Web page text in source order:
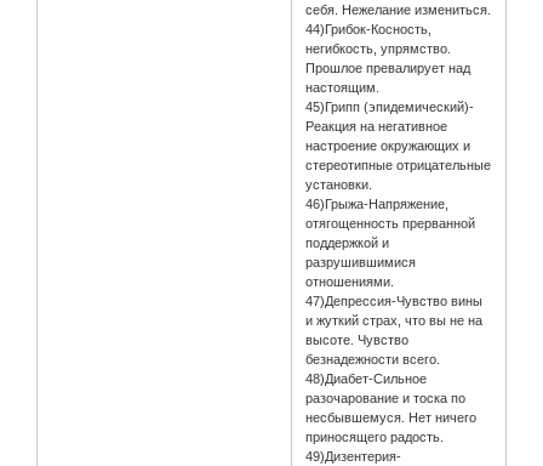
себя. Нежелание измениться.
44)Грибок-Косность,
негибкость, упрямство.
Прошлое превалирует над
настоящим.
45)Грипп (эпидемический)-
Реакция на негативное
настроение окружающих и
стереотипные отрицательные
установки.
46)Грыжа-Напряжение,
отягощенность прерванной
поддержкой и
разрушившимися
отношениями.
47)Депрессия-Чувство вины
и жуткий страх, что вы не на
высоте. Чувство
безнадежности всего.
48)Диабет-Сильное
разочарование и тоска по
несбывшемуся. Нет ничего
приносящего радость.
49)Дизентерия-